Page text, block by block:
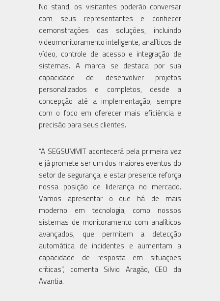
No stand, os visitantes poderão conversar
com seus representantes e conhecer
demonstrações das soluções, incluindo
videomonitoramento inteligente, analíticos de
vídeo, controle de acesso e integração de
sistemas. A marca se destaca por sua
capacidade de desenvolver projetos
personalizados e completos, desde a
concepção até a implementação, sempre
com o foco em oferecer mais eficiência e
precisão para seus clientes.
“A SEGSUMMIT acontecerá pela primeira vez
e já promete ser um dos maiores eventos do
setor de segurança, e estar presente reforça
nossa posição de liderança no mercado.
Vamos apresentar o que há de mais
moderno em tecnologia, como nossos
sistemas de monitoramento com analíticos
avançados, que permitem a detecção
automática de incidentes e aumentam a
capacidade de resposta em situações
críticas”, comenta Silvio Aragão, CEO da
Avantia.